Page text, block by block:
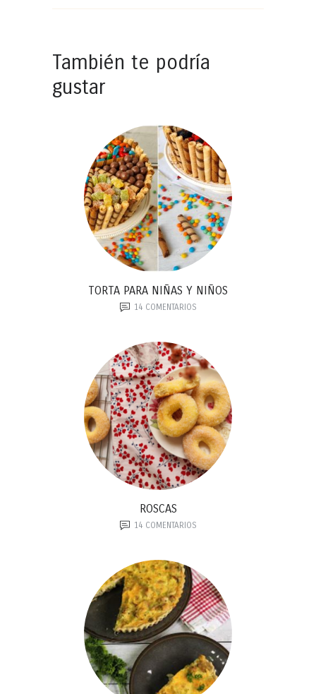
También te podría
gustar
TORTA PARA NIÑAS Y NIÑOS
14COMENTARIOS
ROSCAS
14COMENTARIOS